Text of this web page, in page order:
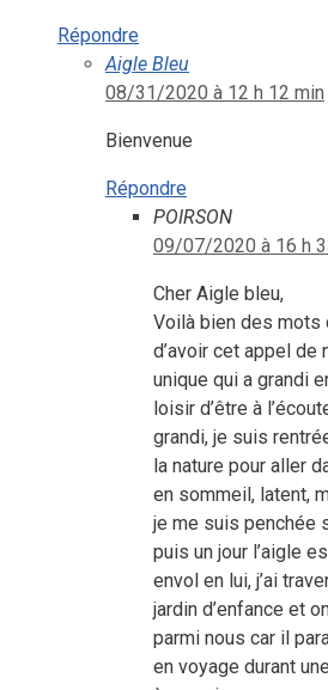
Répondre
Aigle Bleu
08/31/2020 à 12 h 12 min
Bienvenue
Répondre
POIRSON
09/07/2020 à 16 h
Cher Aigle bleu,
Voilà bien des mots
d’avoir cet appel
unique qui a grandi
loisir d’être à
grandi, je suis
la nature pour aller
en sommeil, latent,
je me suis penchée
puis un jour l’aigle
envol en lui, j’ai
jardin d’enfance et
parmi nous car il
en voyage durant